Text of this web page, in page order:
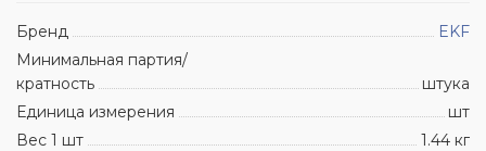
Бренд
EKF
Минимальная партия/
кратность
штука
Единица измерения
шт
Вес 1 шт
1.44 кг